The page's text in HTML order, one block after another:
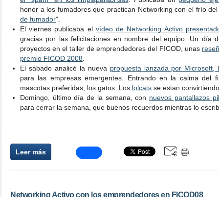
honor a los fumadores que practican Networking con el frío
de fumador".
El viernes publicaba el vídeo de Networking Activo
gracias por las felicitaciones en nombre del equipo. Un día
proyectos en el taller de emprendedores del FICOD, unas
premio FICOD 2008
El sábado analicé la nueva propuesta lanzada por Microsoft,
para las empresas emergentes. Entrando en la calma del
mascotas preferidas, los gatos. Los lolcats se estan
Domingo, último día de la semana, con nuevos pantallazos
para cerrar la semana, que buenos recuerdos mientras lo
Leer más
Networking Activo con los emprendedores en FICOD08